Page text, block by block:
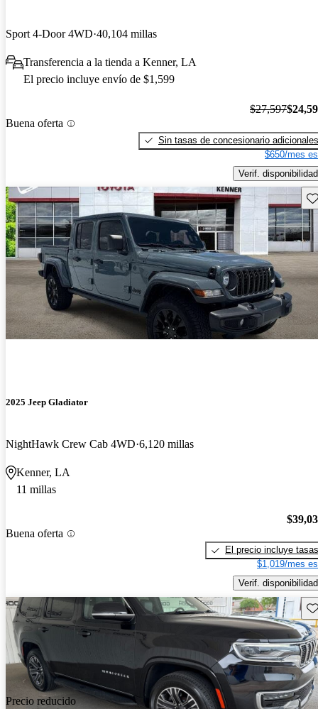
Sport 4-Door 4WD 40,104 millas
Transferencia a la tienda a Kenner, LA
El precio incluye envío de $1,599
Buena oferta
$27,597
Sin tasas de concesionario adicionales
$650/mes
Verif. disponibilidad
2025 Jeep Gladiator
NightHawk Crew Cab 4WD 6,120 millas
Kenner, LA
11 millas
Buena oferta
El precio incluye tasas
$1,019/mes
Verif. disponibilidad
Precio reducido